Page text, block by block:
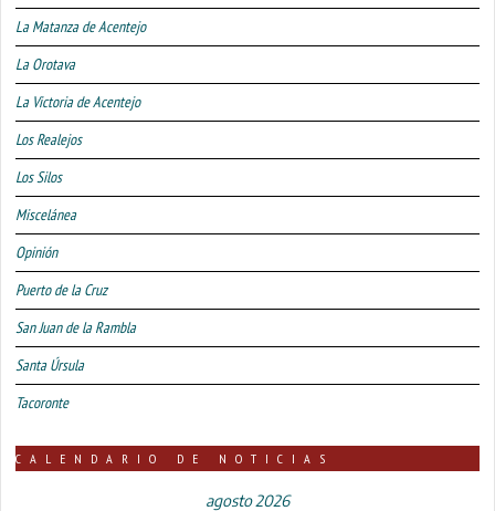
La Matanza de Acentejo
La Orotava
La Victoria de Acentejo
Los Realejos
Los Silos
Miscelánea
Opinión
Puerto de la Cruz
San Juan de la Rambla
Santa Úrsula
Tacoronte
CALENDARIO DE NOTICIAS
agosto 2026